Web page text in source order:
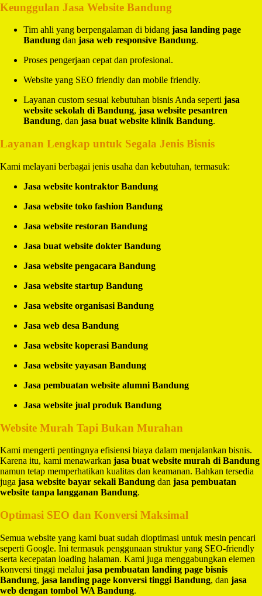
Keunggulan Jasa Website Bandung
Tim ahli yang berpengalaman di bidang jasa landing page
Bandung dan jasa web responsive Bandung.
Proses pengerjaan cepat dan profesional.
Website yang SEO friendly dan mobile friendly.
Layanan custom sesuai kebutuhan bisnis Anda seperti jasa
website sekolah di Bandung, jasa website pesantren
Bandung, dan jasa buat website klinik Bandung.
Layanan Lengkap untuk Segala Jenis Bisnis
Kami melayani berbagai jenis usaha dan kebutuhan, termasuk:
Jasa website kontraktor Bandung
Jasa website toko fashion Bandung
Jasa website restoran Bandung
Jasa buat website dokter Bandung
Jasa website pengacara Bandung
Jasa website startup Bandung
Jasa website organisasi Bandung
Jasa web desa Bandung
Jasa website koperasi Bandung
Jasa website yayasan Bandung
Jasa pembuatan website alumni Bandung
Jasa website jual produk Bandung
Website Murah Tapi Bukan Murahan
Kami mengerti pentingnya efisiensi biaya dalam menjalankan bisnis.
Karena itu, kami menawarkan jasa buat website murah di Bandung
namun tetap memperhatikan kualitas dan keamanan. Bahkan tersedia
juga jasa website bayar sekali Bandung dan jasa pembuatan
website tanpa langganan Bandung.
Optimasi SEO dan Konversi Maksimal
Semua website yang kami buat sudah dioptimasi untuk mesin pencari
seperti Google. Ini termasuk penggunaan struktur yang SEO-friendly
serta kecepatan loading halaman. Kami juga menggabungkan elemen
konversi tinggi melalui jasa pembuatan landing page bisnis
Bandung, jasa landing page konversi tinggi Bandung, dan jasa
web dengan tombol WA Bandung.